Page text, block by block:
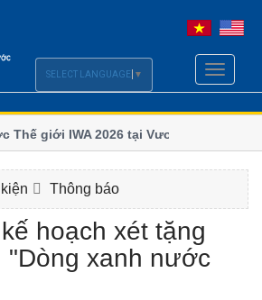
Toggle
giới IWA 2026 tại Vương quốc
số
ngành Nước Borneo (BIWWEC
Bộ
Thông báo
hoạch xét tặng
"Dòng xanh nước
SELECT LANGUAGE ▼